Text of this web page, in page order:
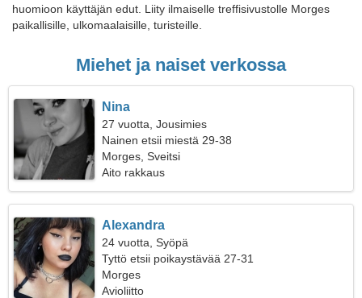
huomioon käyttäjän edut. Liity ilmaiselle treffisivustolle Morges
paikallisille, ulkomaalaisille, turisteille.
Miehet ja naiset verkossa
Nina
27 vuotta, Jousimies
Nainen etsii miestä 29-38
Morges, Sveitsi
Aito rakkaus
Alexandra
24 vuotta, Syöpä
Tyttö etsii poikaystävää 27-31
Morges
Avioliitto